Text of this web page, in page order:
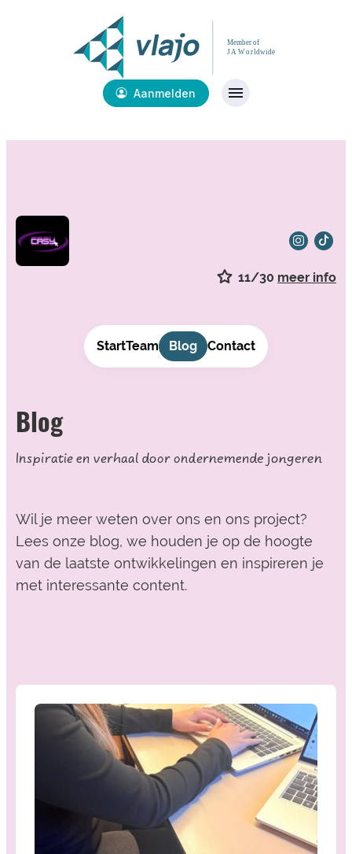
Aanmelden
11/30 meer info
StartTeam Blog Contact
Blog
Inspiratie en verhaal door ondernemende jongeren
Wil je meer weten over ons en ons project?
Lees onze blog, we houden je op de hoogte
van de laatste ontwikkelingen en inspireren je
met interessante content.